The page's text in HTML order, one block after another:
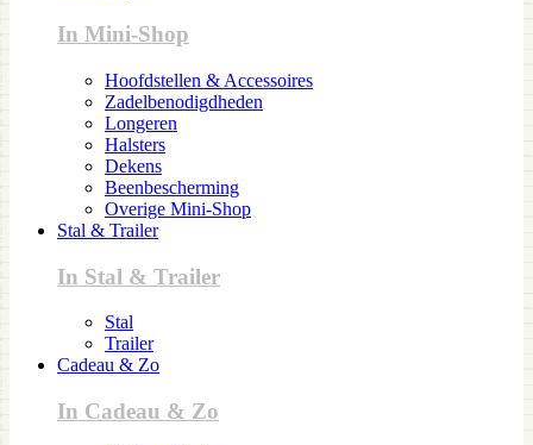
In Mini-Shop
Hoofdstellen & Accessoires
Zadelbenodigdheden
Longeren
Halsters
Dekens
Beenbescherming
Overige Mini-Shop
Stal & Trailer
In Stal & Trailer
Stal
Trailer
Cadeau & Zo
In Cadeau & Zo